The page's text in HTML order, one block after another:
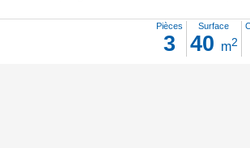
Pièces
3
Surface
40 m2